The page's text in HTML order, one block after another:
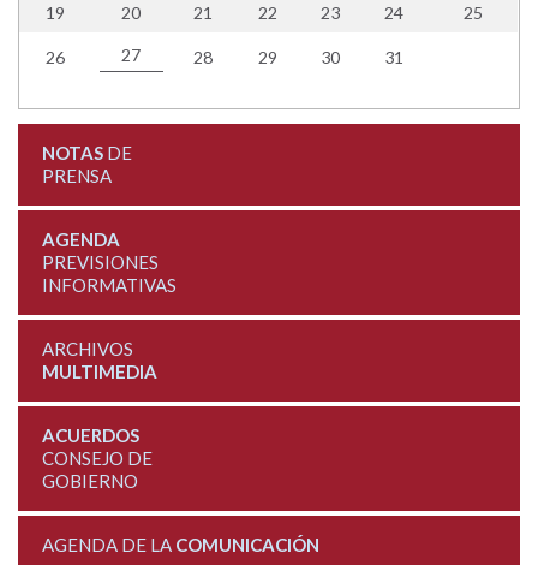
19 20 21 22 23 24 25
26 27 28 29 30 31
NOTASDE
PRENSA
AGENDA
PREVISIONES
INFORMATIVAS
ARCHIVOS
MULTIMEDIA
ACUERDOS
CONSEJO DE
GOBIERNO
AGENDA DE LA COMUNICACIÓN